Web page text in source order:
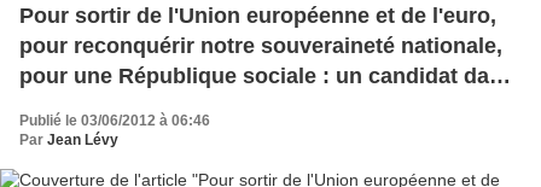
Pour sortir de l'Union européenne et de l'euro,
pour reconquérir notre souveraineté nationale,
pour une République sociale : un candidat dans
le Var, Jacques NIKONOFF !
Publié le 03/06/2012 à 06:46
Par Jean Lévy